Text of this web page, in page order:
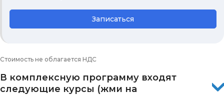
Записаться
Стоимость не облагается НДС
В комплексную программу входят
следующие курсы (жми на